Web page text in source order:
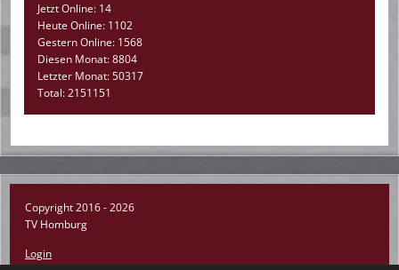
Jetzt Online: 14
Heute Online: 1102
Gestern Online: 1568
Diesen Monat: 8804
Letzter Monat: 50317
Total: 2151151
Copyright 2016 - 2026
TV Homburg
Login